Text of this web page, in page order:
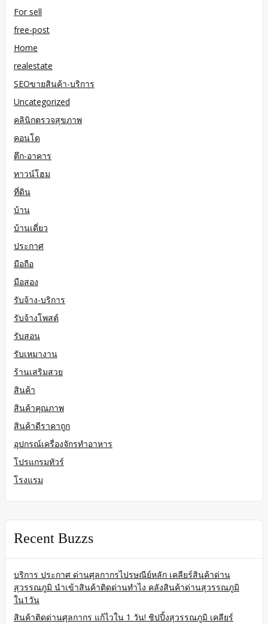
For sell
free-post
Home
realestate
SEOขายสินค้า-บริการ
Uncategorized
คลินิกตรวจสุขภาพ
คอนโด
ตึก-อาคาร
ทาวน์โฮม
ที่ดิน
บ้าน
บ้านเดี่ยว
ประกาศ
มือถือ
มือสอง
รับจ้าง-บริการ
รับจ้างโพสต์
รับสอน
รับเหมางาน
ร้านเสริมสวย
สินค้า
สินค้าคุณภาพ
สินค้าดีราคาถูก
อุปกรณ์เครื่องจักรทำอาหาร
โปรแกรมทัวร์
โรงแรม
Recent Buzzs
บริการ ประกาศ ด่านศุลกากรไปรษณีย์หลัก เคลียร์สินค้าด่าน
สุวรรณภูมิ นำเข้าสินค้าติดด่านทำไง คลังสินค้าด่านสุวรรณภูมิ
ใน1วัน
สินค้าติดด่านศุลกากร แก้ไวใน 1 วัน! ชิปปิ้งสุวรรณภูมิ เคลียร์